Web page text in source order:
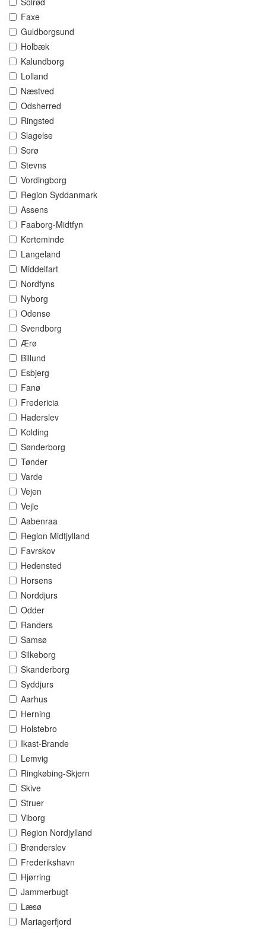
Faxe
Guldborgsund
Holbæk
Kalundborg
Lolland
Næstved
Odsherred
Ringsted
Slagelse
Sorø
Stevns
Vordingborg
Region Syddanmark
Assens
Faaborg-Midtfyn
Kerteminde
Langeland
Middelfart
Nordfyns
Nyborg
Odense
Svendborg
Ærø
Billund
Esbjerg
Fanø
Fredericia
Haderslev
Kolding
Sønderborg
Tønder
Varde
Vejen
Vejle
Aabenraa
Region Midtjylland
Favrskov
Hedensted
Horsens
Norddjurs
Odder
Randers
Samsø
Silkeborg
Skanderborg
Syddjurs
Aarhus
Herning
Holstebro
Ikast-Brande
Lemvig
Ringkøbing-Skjern
Skive
Struer
Viborg
Region Nordjylland
Brønderslev
Frederikshavn
Hjørring
Jammerbugt
Læsø
Mariagerfjord